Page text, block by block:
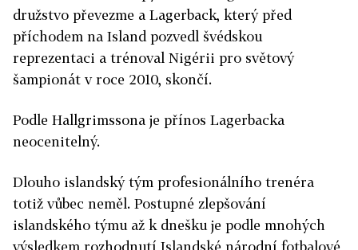
družstvo převezme a Lagerback, který před
příchodem na Island pozvedl švédskou
reprezentaci a trénoval Nigérii pro světový
šampionát v roce 2010, skončí.
Podle Hallgrimssona je přínos Lagerbacka
neocenitelný.
Dlouho islandský tým profesionálního trenéra
totiž vůbec neměl. Postupné zlepšování
islandského týmu až k dnešku je podle mnohých
výsledkem rozhodnutí Islandské národní fotbalové